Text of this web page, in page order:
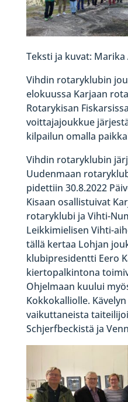
Teksti ja kuvat: Marika
Vihdin rotaryklubin
elokuussa Karjaan
Rotarykisan
voittajajoukkue
kilpailun omalla
Vihdin rotaryklubin
Uudenmaan
pidettiin 30.8.2022
Kisaan osallistuivat
rotaryklubi ja Vihti-
Leikkimielisen Vihti-
tällä kertaa Lohjan
klubipresidentti Eero
kiertopalkintona
Ohjelmaan kuului
Kokkokalliolle.
vaikuttaneista
Schjerfbeckistä ja